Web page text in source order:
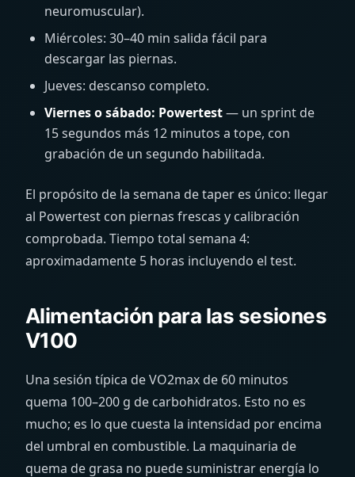
neuromuscular).
Miércoles: 30–40 min salida fácil para
descargar las piernas.
Jueves: descanso completo.
Viernes o sábado: Powertest— un sprint de
15 segundos más 12 minutos a tope, con
grabación de un segundo habilitada.
El propósito de la semana de taper es único: llegar
al Powertest con piernas frescas y calibración
comprobada. Tiempo total semana 4:
aproximadamente 5 horas incluyendo el test.
Alimentación para las sesiones
V100
Una sesión típica de VO2max de 60 minutos
quema 100–200 g de carbohidratos. Esto no es
mucho; es lo que cuesta la intensidad por encima
del umbral en combustible. La maquinaria de
quema de grasa no puede suministrar energía lo